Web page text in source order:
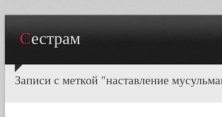
Сестрам
Записи с меткой "наставление